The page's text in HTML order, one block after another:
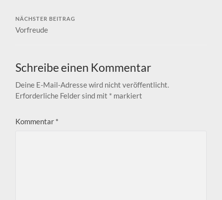
NÄCHSTER BEITRAG
Vorfreude
Schreibe einen Kommentar
Deine E-Mail-Adresse wird nicht veröffentlicht.
Erforderliche Felder sind mit * markiert
Kommentar *